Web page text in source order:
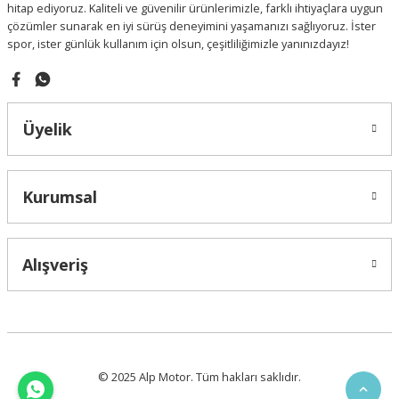
Bu ürüne benzer farklı alternatifler olmalı.
hitap ediyoruz. Kaliteli ve güvenilir ürünlerimizle, farklı ihtiyaçlara uygun
çözümler sunarak en iyi sürüş deneyimini yaşamanızı sağlıyoruz. İster
spor, ister günlük kullanım için olsun, çeşitliliğimizle yanınızdayız!
Üyelik
Kurumsal
Alışveriş
© 2025 Alp Motor. Tüm hakları saklıdır.